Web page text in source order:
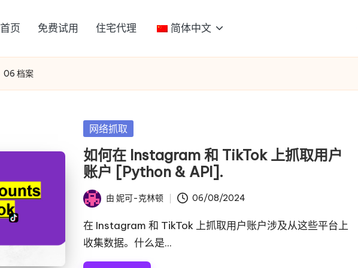
首页 免费试用 住宅代理 简体中文
06 档案
发
布
在
网络抓取
如何在 Instagram 和 TikTok 上抓取用户
账户 [Python & API].
发
布
由 妮可-克林顿 06/08/2024
在 Instagram 和 TikTok 上抓取用户账户涉及从这些平台上
收集数据。什么是...